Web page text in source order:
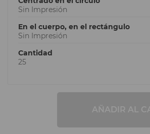
Sin Impresión
En el cuerpo, en el rectángulo
Sin Impresión
Cantidad
25
AÑADIR AL